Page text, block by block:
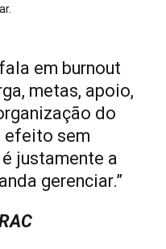
em burnout
metas, apoio,
do
efeito sem
justamente a
gerenciar.”